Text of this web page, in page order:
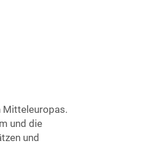
Mitteleuropas.
und die
und